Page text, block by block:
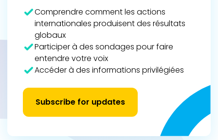
Comprendre comment les actions
internationales produisent des résultats
globaux
Participer à des sondages pour faire
entendre votre voix
Accéder à des informations privilégiées
Subscribe for updates